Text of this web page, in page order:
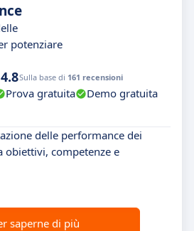
potenziare
4.8Sulla base di 161 recensioni
Prova gratuita
Demo gratuita
delle performance dei
competenze e
saperne di più